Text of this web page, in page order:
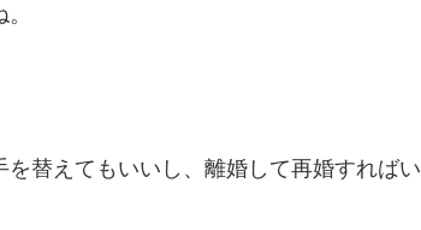
替えてもいいし、離婚して再婚すればい